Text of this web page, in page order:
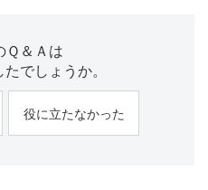
Ｑ＆Ａは
でしょうか。
役に立たなかった